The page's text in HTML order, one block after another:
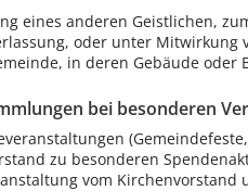
eines anderen Geistlichen,
oder unter Mitwirkung
in deren Gebäude oder
bei besonderen
zu besonderen
vom Kirchenvorstand